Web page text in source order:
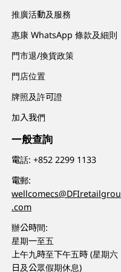
推廣活動及服務
惠康 WhatsApp 條款及細則
門市退/換貨政策
門店位置
牌照及許可證
加入我們
一般查詢
電話:+852 2299 1133
電郵:
.com
辦公時間:
星期一至五
上午九時至下午五時 (星期六
日及公眾假期休息)